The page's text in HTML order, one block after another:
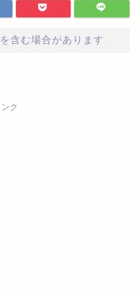
含む場合があります
ク